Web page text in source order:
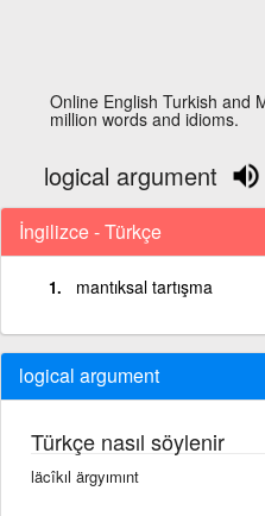
Online English Turkish and
million words and idioms.
logical argument
İngilizce - Türkçe
mantıksal tartışma
logical argument
Türkçe nasıl söylenir
läcîkıl ärgyımınt